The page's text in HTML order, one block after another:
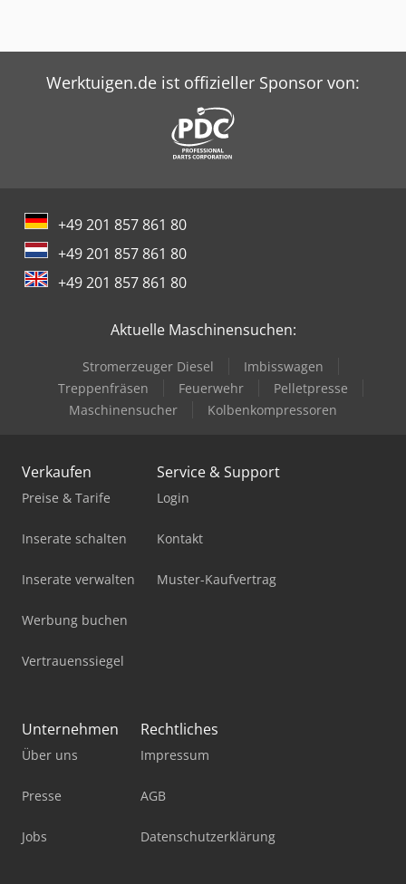
Werktuigen.de ist offizieller Sponsor von:
+49 201 857 861 80
+49 201 857 861 80
+49 201 857 861 80
Aktuelle Maschinensuchen:
Stromerzeuger Diesel
Imbisswagen
Treppenfräsen
Feuerwehr
Pelletpresse
Maschinensucher
Kolbenkompressoren
Verkaufen
Preise & Tarife
Inserate schalten
Inserate verwalten
Werbung buchen
Vertrauenssiegel
Service & Support
Login
Kontakt
Muster-Kaufvertrag
Unternehmen
Über uns
Presse
Jobs
Rechtliches
Impressum
AGB
Datenschutzerklärung